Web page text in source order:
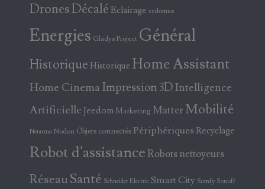
DronesDécalé Eclairage eedomus
Energies Gladys Project Général
Historique Historique Home Assistant
Home Cinema Impression 3DIntelligence
Artificielle Jeedom Marketing Matter Mobilité
Netatmo Nodon Objets connectés PériphériquesRecyclage
Robot d'assistance Robots nettoyeurs
RéseauSanté Schneider Electric Smart City Somfy Sonoff